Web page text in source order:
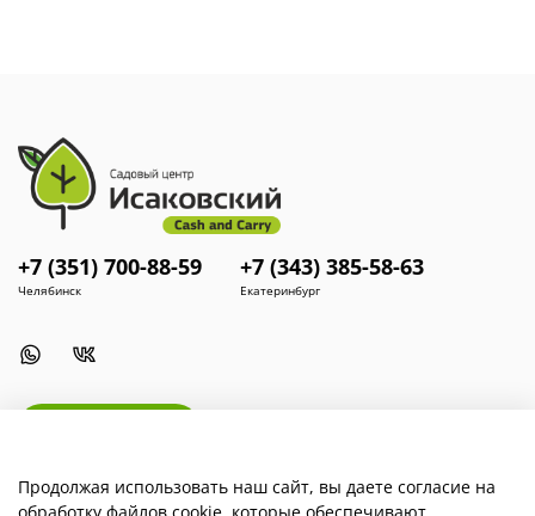
+7 (351) 700-88-59
Челябинск
+7 (343) 385-58-63
Екатеринбург
Продолжая использовать наш сайт, вы даете согласие на